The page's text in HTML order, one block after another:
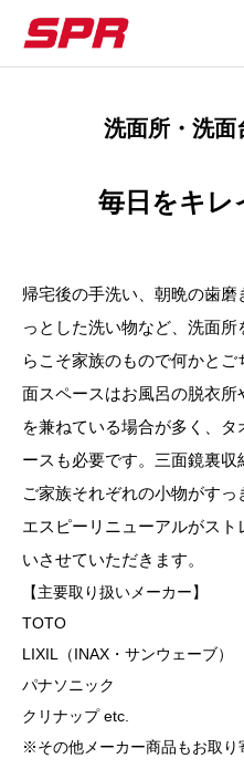
洗面所・洗面
毎日をキレ
帰宅後の手洗い、朝晩の歯磨
っとした洗い物など、洗面
らこそ家族のもので何かと
面スペースはお風呂の脱衣
を兼ねている場合が多く、
ースも必要です。三面鏡裏
ご家族それぞれの小物がすっ
エスピーリニューアルがス
いさせていただきます。
【主要取り扱いメーカー】
TOTO
LIXIL（INAX・サンウェーブ）
パナソニック
クリナップ etc.
※その他メーカー商品もお取り
アクセス
施工事例
リフォームメニュー
リフォームのながれ
採用情報